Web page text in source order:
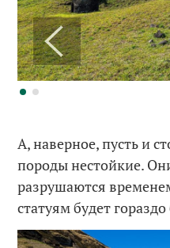
А, наверное, пусть и
породы нестойкие.
разрушаются
статуям будет